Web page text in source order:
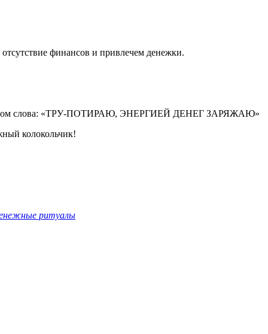
финансов и привлечем денежки.
этом слова: «ТРУ-ПОТИРАЮ, ЭНЕРГИЕЙ ДЕНЕГ ЗАРЯЖАЮ»
колокольчик!
ритуалы